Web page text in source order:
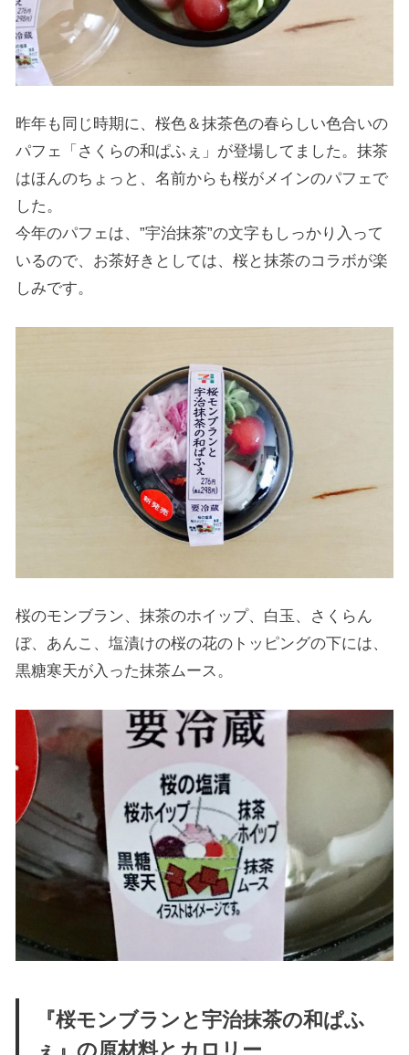
昨年も同じ時期に、桜色＆抹茶色の春らしい色合いの
パフェ「さくらの和ぱふぇ」が登場してました。抹茶
はほんのちょっと、名前からも桜がメインのパフェで
した。
今年のパフェは、”宇治抹茶”の文字もしっかり入って
いるので、お茶好きとしては、桜と抹茶のコラボが楽
しみです。
桜のモンブラン、抹茶のホイップ、白玉、さくらん
ぼ、あんこ、塩漬けの桜の花のトッピングの下には、
黒糖寒天が入った抹茶ムース。
『桜モンブランと宇治抹茶の和ぱふ
ぇ』の原材料とカロリー